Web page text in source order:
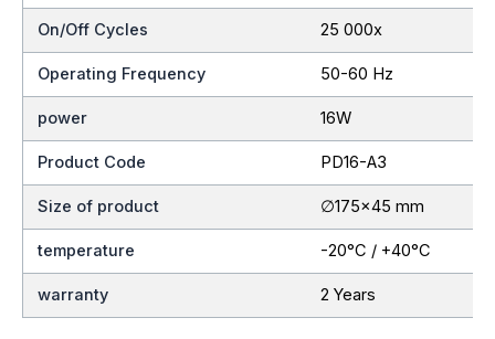
On/Off Cycles 25 000x
Operating Frequency 50-60 Hz
power 16W
Product Code PD16-A3
Size of product ∅175×45 mm
temperature -20°C / +40°C
warranty 2 Years